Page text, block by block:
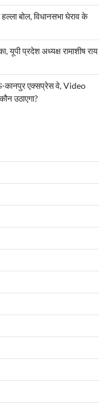
बोल, विधानसभा घेराव के
प्रदेश अध्यक्ष रामाशीष राय
कानपुर एक्सप्रेस वे, Video
उठाएगा?